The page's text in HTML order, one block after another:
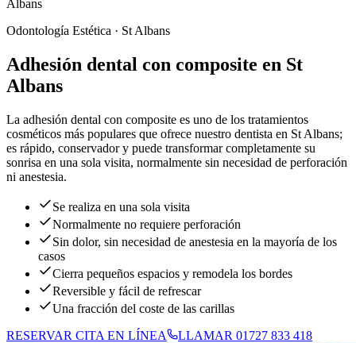
Albans
Odontología Estética · St Albans
Adhesión dental con composite en St
Albans
La adhesión dental con composite es uno de los tratamientos
cosméticos más populares que ofrece nuestro dentista en St Albans;
es rápido, conservador y puede transformar completamente su
sonrisa en una sola visita, normalmente sin necesidad de perforación
ni anestesia.
Se realiza en una sola visita
Normalmente no requiere perforación
Sin dolor, sin necesidad de anestesia en la mayoría de los
casos
Cierra pequeños espacios y remodela los bordes
Reversible y fácil de refrescar
Una fracción del coste de las carillas
RESERVAR CITA EN LÍNEA
LLAMAR 01727 833 418